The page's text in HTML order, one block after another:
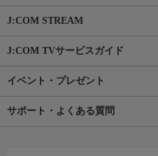
J:COM STREAM
J:COM TVサービスガイド
イベント・プレゼント
サポート・よくある質問